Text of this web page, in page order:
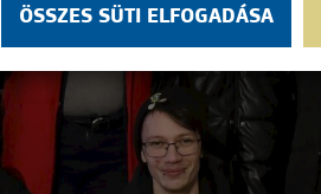
ÖSSZES SÜTI ELFOGADÁSA